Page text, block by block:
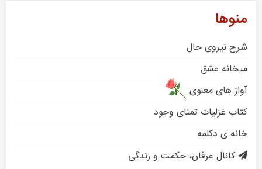
منوها
شرح نیروی حال
میخانه عشق
آواز های معنوی
کتاب غزلیات تمنای وجود
خانه ی دکلمه
کانال عرفان، حکمت و زندگی